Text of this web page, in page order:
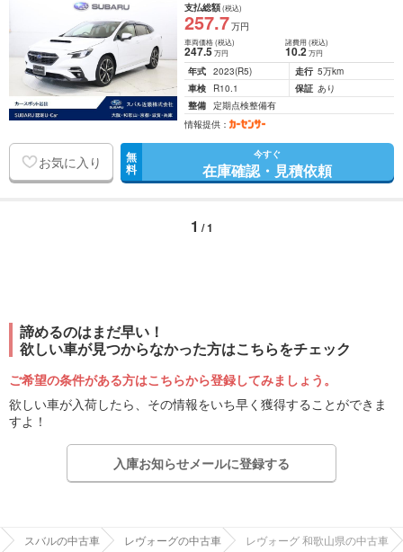
支払総額(税込)
257.7万円
車両価格(税込)
247.5万円
諸費用 (税込)
10.2 万円
年式 2023(R5) 走行 5万km
車検
R10.1 保証 あり
整備 定期点検整備有
情報提供：
お気に入り 無
料
今すぐ
在庫確認・見積依頼
1 / 1
諦めるのはまだ早い！
欲しい車が見つからなかった方はこちらをチェック
ご希望の条件がある方はこちらから登録してみましょう。
欲しい車が入荷したら、その情報をいち早く獲得することができま
すよ！
入庫お知らせメールに登録する
スバルの中古車 レヴォーグの中古車 レヴォーグ 和歌山県の中古車